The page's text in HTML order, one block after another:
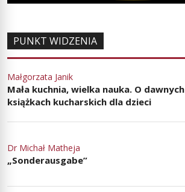
PUNKT WIDZENIA
Małgorzata Janik
Mała kuchnia, wielka nauka. O dawnych
książkach kucharskich dla dzieci
Dr Michał Matheja
„Sonderausgabe”